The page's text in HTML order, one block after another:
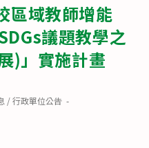
區域教師增能
議題教學之
)」實施計畫
/行政單位公告